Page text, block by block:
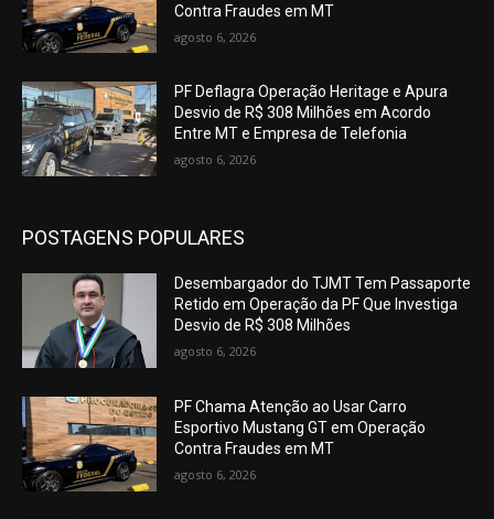
Contra Fraudes em MT
agosto 6, 2026
PF Deflagra Operação Heritage e Apura
Desvio de R$ 308 Milhões em Acordo
Entre MT e Empresa de Telefonia
agosto 6, 2026
POSTAGENS POPULARES
Desembargador do TJMT Tem Passaporte
Retido em Operação da PF Que Investiga
Desvio de R$ 308 Milhões
agosto 6, 2026
PF Chama Atenção ao Usar Carro
Esportivo Mustang GT em Operação
Contra Fraudes em MT
agosto 6, 2026